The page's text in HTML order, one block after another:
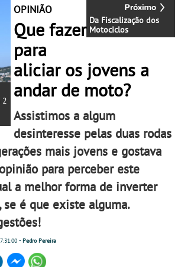
Da Fiscalização dos
Motociclos
2
OPINIÃO
Que fazer
para
aliciar os jovens a
andar de moto?
Assistimos a algum
desinteresse pelas duas rodas
mais jovens e gostava
para perceber este
a melhor forma de inverter
se é que existe alguma.
- Pedro Pereira